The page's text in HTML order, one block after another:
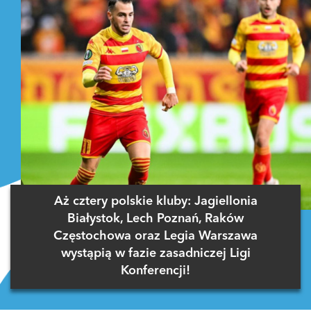
Aż cztery polskie kluby: Jagiellonia
Białystok, Lech Poznań, Raków
Częstochowa oraz Legia Warszawa
wystąpią w fazie zasadniczej Ligi
Konferencji!